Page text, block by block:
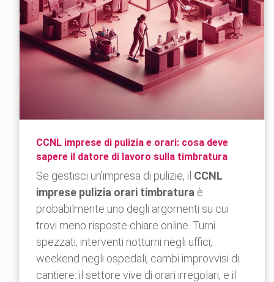
CCNL imprese di pulizia e orari: cosa deve
sapere il datore di lavoro sulla timbratura
Se gestisci un'impresa di pulizie, il CCNL
imprese pulizia orari timbratura è
probabilmente uno degli argomenti su cui
trovi meno risposte chiare online. Turni
spezzati, interventi notturni negli uffici,
weekend negli ospedali, cambi improvvisi di
cantiere: il settore vive di orari irregolari, e il